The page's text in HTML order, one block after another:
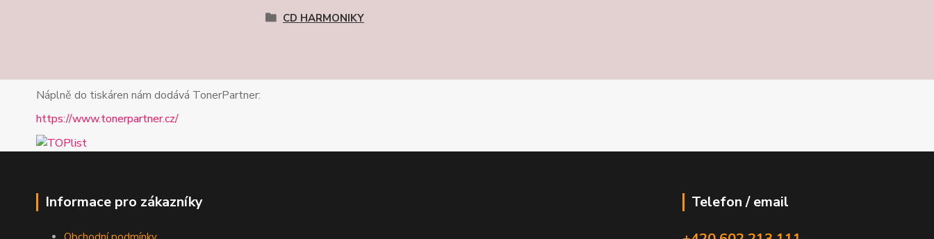
CD HARMONIKY
Náplně do tiskáren nám dodává TonerPartner:
https://www.tonerpartner.cz/
Informace pro zákazníky
Telefon / email